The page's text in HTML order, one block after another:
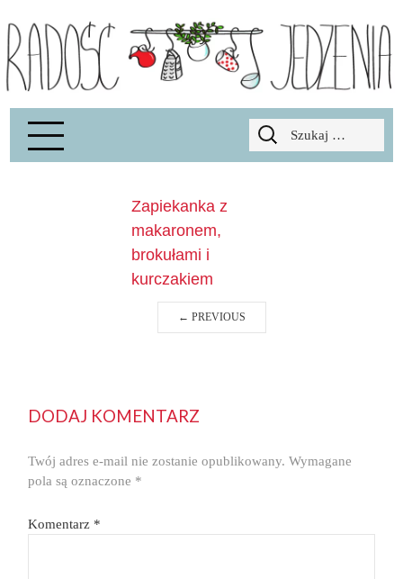
Radość Jedzenia – blog kulinarny
Szukaj:
Zapiekanka z
makaronem,
brokułami i
kurczakiem
← PREVIOUS
DODAJ KOMENTARZ
Twój adres e-mail nie zostanie opublikowany. Wymagane
pola są oznaczone *
Komentarz *